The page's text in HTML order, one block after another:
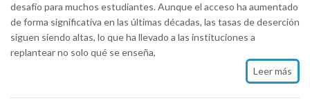
desafío para muchos estudiantes. Aunque el acceso ha aumentado
de forma significativa en las últimas décadas, las tasas de deserción
siguen siendo altas, lo que ha llevado a las instituciones a
replantear no solo qué se enseña,
Leer más